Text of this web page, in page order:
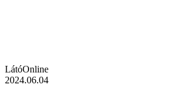
LátóOnline
2024.06.04